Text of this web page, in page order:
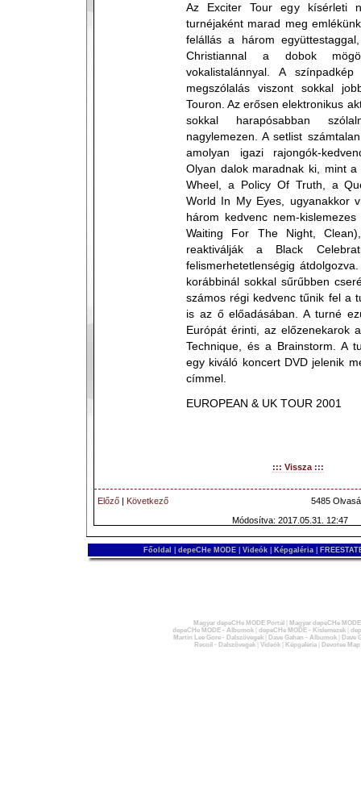
Az Exciter Tour egy kísérleti
turnéjaként marad meg
felállás a három
Christiannal a dobok
vokalistalánnyal. A
megszólalás viszont sokkal
Touron. Az erősen elektronikus
sokkal harapósabban
nagylemezen. A setlist
amolyan igazi rajongók-
Olyan dalok maradnak ki, mint
Wheel, a Policy Of Truth, a
World In My Eyes, ugyanakkor
három kedvenc nem-
Waiting For The Night,
reaktiválják a Black
felismerhetetlenségig
korábbinál sokkal sűrűbben
számos régi kedvenc tűnik fel a
is az ő előadásában. A turné
Európát érinti, az előzenekarok
Technique, és a Brainstorm. A
egy kiváló koncert DVD jelenik
címmel.
EUROPEAN & UK TOUR 2001
::: Vissza :::
Előző | Következő
5485
Módosítva: 2017.05.31. 12:47
Főoldal depeCHe MODE Videók Képgaléria
Magyar depeCHe MODE Portál
Magyar depeCHe
depeCHe MODE - Albumok| depeCHe MODE - Kislemezek|
Martin Lee Gore - Dalszövegek| Dave Gahan - Albumok|
Dave
Recoil - Dalszövegek| Videók| Képgaléria| Devotee Map